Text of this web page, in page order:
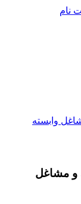
نام
و مشاغل